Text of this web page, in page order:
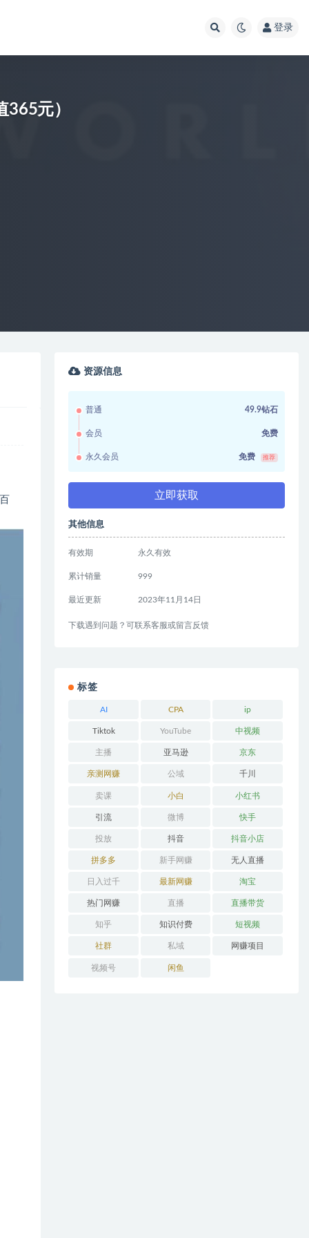
登录
元）
资源信息
普通 49.9钻石
会员 免费
永久会员 免费 推荐
立即获取
其他信息
有效期 永久有效
累计销量 999
最近更新 2023年11月14日
下载遇到问题？可联系客服或留言反馈
标签
AI CPA ip
Tiktok YouTube 中视频
主播 亚马逊 京东
亲测网赚 公域 千川
卖课 小白 小红书
引流 微博 快手
投放 抖音 抖音小店
拼多多 新手网赚 无人直播
日入过千 最新网赚 淘宝
热门网赚 直播 直播带货
知乎 知识付费 短视频
社群 私域 网赚项目
视频号 闲鱼